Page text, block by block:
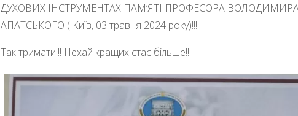
ДУХОВИХ ІНСТРУМЕНТАХ ПАМ’ЯТІ ПРОФЕСОРА
АПАТСЬКОГО ( Київ, 03 травня 2024 року)!!!
Так тримати!!! Нехай кращих стає більше!!!